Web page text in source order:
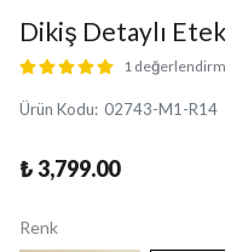
Dikiş Detaylı
1
Ürün Kodu: 02743-M1-R14
₺ 3,799.00
Renk